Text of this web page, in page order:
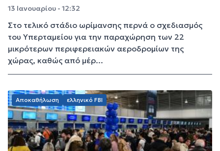
13 Ιανουαρίου - 12:32
Στο τελικό στάδιο ωρίμανσης περνά ο σχεδιασμός
του Υπερταμείου για την παραχώρηση των 22
μικρότερων περιφερειακών αεροδρομίων της
χώρας, καθώς από μέρ...
Αποκαθήλωση ελληνικό FBI